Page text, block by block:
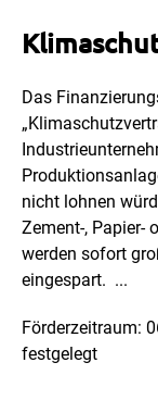
Das
nicht lohnen
Zement-, Papier-
werden sofort
eingespart. ...
Förderzeitraum:
festgelegt